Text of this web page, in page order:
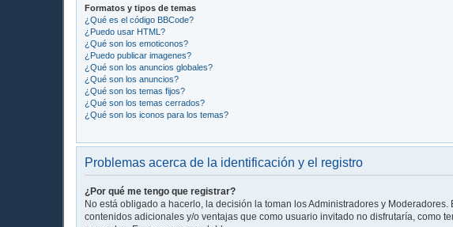
Formatos y tipos de temas
¿Qué es el código BBCode?
¿Puedo usar HTML?
¿Qué son los emoticonos?
¿Puedo publicar imagenes?
¿Qué son los anuncios globales?
¿Qué son los anuncios?
¿Qué son los temas fijos?
¿Qué son los temas cerrados?
¿Qué son los iconos para los temas?
Problemas acerca de la identificación y el registro
¿Por qué me tengo que registrar?
No está obligado a hacerlo, la decisión la toman los Administradores y
contenidos adicionales y/o ventajas que como usuario invitado no disfrutaría, como